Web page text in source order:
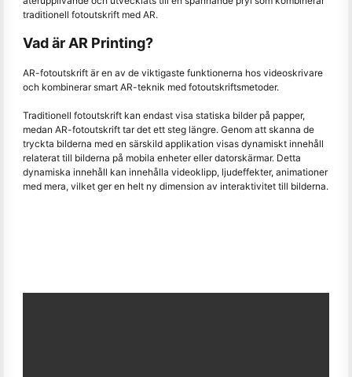
traditionell fotoutskrift med AR.
Vad är AR Printing?
AR-fotoutskrift är en av de viktigaste funktionerna hos videoskrivare
och kombinerar smart AR-teknik med fotoutskriftsmetoder.
Traditionell fotoutskrift kan endast visa statiska bilder på papper,
medan AR-fotoutskrift tar det ett steg längre. Genom att skanna de
tryckta bilderna med en särskild applikation visas dynamiskt innehåll
relaterat till bilderna på mobila enheter eller datorskärmar. Detta
dynamiska innehåll kan innehålla videoklipp, ljudeffekter, animationer
med mera, vilket ger en helt ny dimension av interaktivitet till bilderna.